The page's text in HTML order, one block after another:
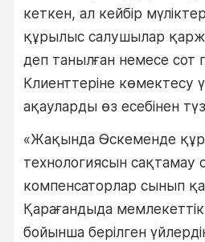
кеткен, ал кейбір
құрылыс салушылар
деп танылған немесе сот
Клиенттеріне көмектесу
ақауларды өз есебінен
«Жақында Өскеменде
технологиясын сақтамау
компенсаторлар сынып
Қарағандыда
бойынша берілген